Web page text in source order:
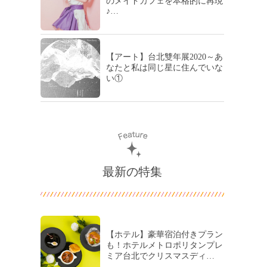
♪…
【アート】台北雙年展2020～あ
なたと私は同じ星に住んでいな
い①
最新の特集
【ホテル】豪華宿泊付きプラン
も！ホテルメトロポリタンプレ
ミア台北でクリスマスディ…